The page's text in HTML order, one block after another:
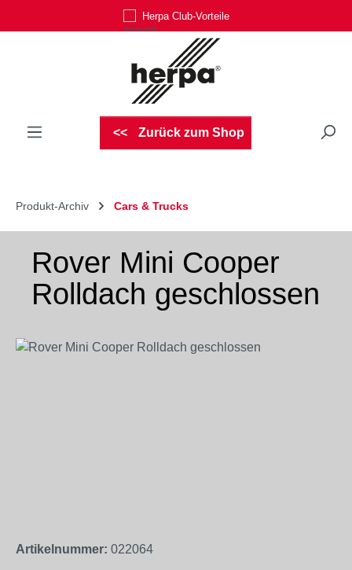
Zum Hauptinhalt springenHerpa Club-Vorteile
Zurück zum Shop
Produkt-Archiv Cars & Trucks
Rover Mini Cooper
Rolldach geschlossen
Bildergalerie überspringen
Artikelnummer: 022064